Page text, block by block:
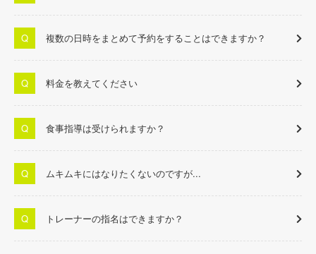
複数の日時をまとめて予約をすることはできますか？
料金を教えてください
食事指導は受けられますか？
ムキムキにはなりたくないのですが...
トレーナーの指名はできますか？